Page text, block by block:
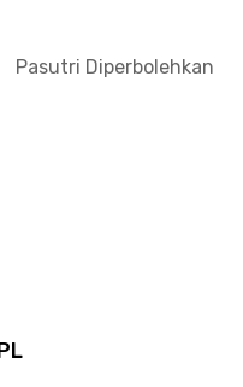
Pasutri Diperbolehkan